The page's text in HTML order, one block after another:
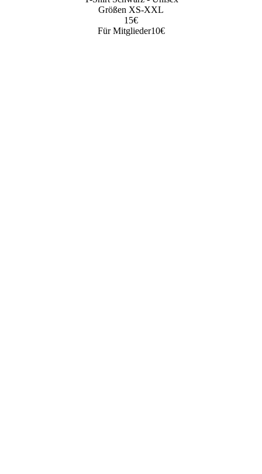
Größen XS-XXL
15€
Für Mitglieder10€